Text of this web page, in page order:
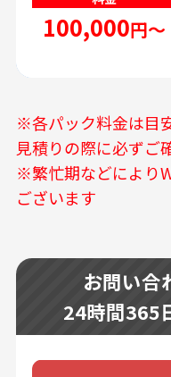
100,000円～
※各パック料金は目
見積りの際に必ずご
※繁忙期などにより
ございます
お問い合
24時間365